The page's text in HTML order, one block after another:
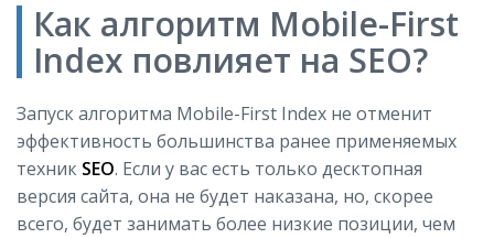
Как алгоритм Mobile-First
Index повлияет на SEO?
Запуск алгоритма Mobile-First Index не отменит
эффективность большинства ранее применяемых
техник SEO. Если у вас есть только десктопная
версия сайта, она не будет наказана, но, скорее
всего, будет занимать более низкие позиции, чем